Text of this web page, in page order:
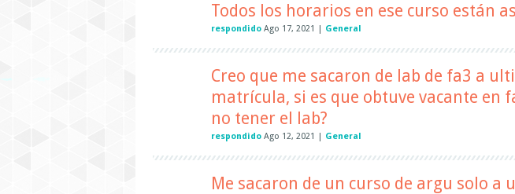
Todos los horarios en ese curso están
respondido Ago 17, 2021 General
Creo que me sacaron de lab de fa3 a
matrícula, si es que obtuve vacante en
no tener el lab?
respondido Ago 12, 2021 General
Me sacaron de un curso de argu solo a